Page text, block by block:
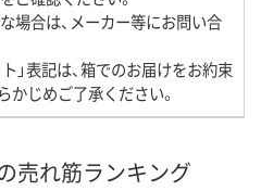
場合は、メーカー等にお問い合
」表記は、箱でのお届けをお約束
かじめご了承ください。
売れ筋ランキング